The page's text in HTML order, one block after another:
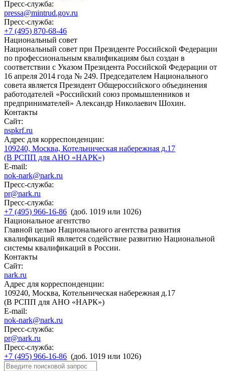
Пресс-служба:
pressa@mintrud.gov.ru
Пресс-служба:
+7 (495) 870-68-46
Национальный совет
Национальный совет при Президенте Российской Федерации
по профессиональным квалификациям был создан в
соответствии с Указом Президента Российской Федерации от
16 апреля 2014 года № 249. Председателем Национального
совета является Президент Общероссийского объединения
работодателей «Российский союз промышленников и
предпринимателей» Александр Николаевич Шохин.
Контакты
Сайт:
nspkrf.ru
Адрес для корреспонденции:
109240, Москва, Котельническая набережная д.17
(В РСПП для АНО «НАРК»)
E-mail:
nok-nark@nark.ru
Пресс-служба:
pr@nark.ru
Пресс-служба:
+7 (495) 966-16-86 (доб. 1019 или 1026)
Национальное агентство
Главной целью Национального агентства развития
квалификаций является содействие развитию Национальной
системы квалификаций в России.
Контакты
Сайт:
nark.ru
Адрес для корреспонденции:
109240, Москва, Котельническая набережная д.17
(В РСПП для АНО «НАРК»)
E-mail:
nok-nark@nark.ru
Пресс-служба:
pr@nark.ru
Пресс-служба:
+7 (495) 966-16-86 (доб. 1019 или 1026)